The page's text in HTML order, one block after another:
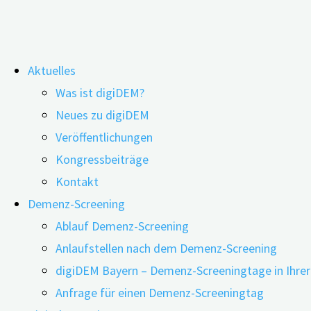
Inhalt
springen
Aktuelles
Was ist digiDEM?
Neues zu digiDEM
Veröffentlichungen
Kongressbeiträge
Kontakt
Demenz-Screening
Ablauf Demenz-Screening
Anlaufstellen nach dem Demenz-Screening
digiDEM Bayern – Demenz-Screeningtage in
Anfrage für einen Demenz-Screeningtag
Aktueller Wissensstand über die
Alzheimerkrankheit: digiDEM
Wissenstest Alzheimer-Demenz
11.10.202426.11.2025
Hintergrund:Für die zeitgerechte Einleitung von
Maßnahmen der Diagnostik und Behandlung bei einer
Alzheimer Demenz ist eine hohe Gesundheitskompetenz
notwendig [1]. Um die Gesundheitskompetenz in der
Bevölkerung zu steigern ist der digiDEM Wissenstest
Alzheimer-Demenz entwickelt worden. Dieser basiert